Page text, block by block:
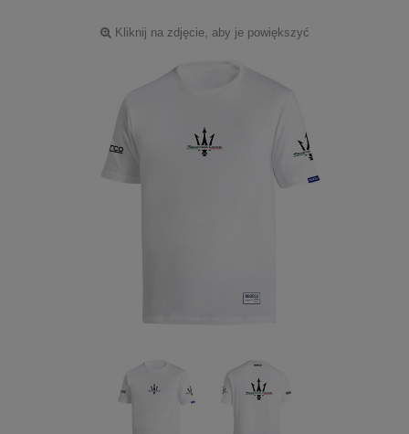
Kliknij na zdjęcie, aby je powiększyć